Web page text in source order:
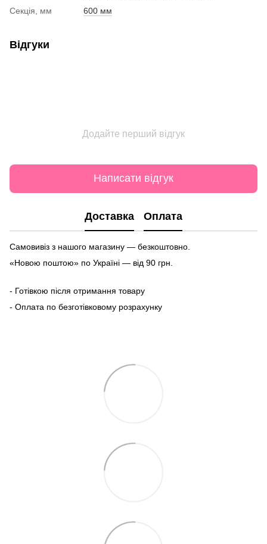
Секція, мм
600 мм
Відгуки
Додайте перший відгук
Написати відгук
Доставка Оплата
Самовивіз з нашого магазину — безкоштовно.
«Новою поштою» по Україні — від 90 грн.
- Готівкою після отримання товару
- Оплата по безготівковому розрахунку